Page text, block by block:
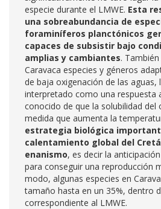
especie durante el LMWE. Esta
una sobreabundancia de
foraminíferos planctónicos
capaces de subsistir bajo
amplias y cambiantes.
Caravaca especies y géneros
de baja oxigenación de las aguas,
interpretado como una respuesta
conocido de que la solubilidad del
medida que aumenta la
estrategia biológica
calentamiento global del
enanismo, es decir la
para conseguir una reproducción
modo, algunas especies en
tamaño hasta en un 35%, dentro
correspondiente al LMWE.